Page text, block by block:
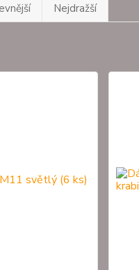
Nejdražší